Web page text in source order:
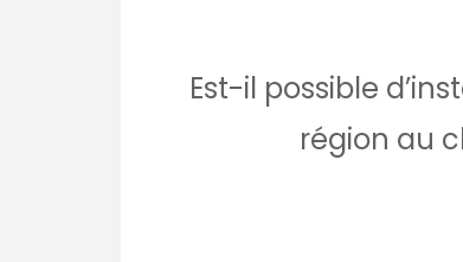
Est-il possible
région au